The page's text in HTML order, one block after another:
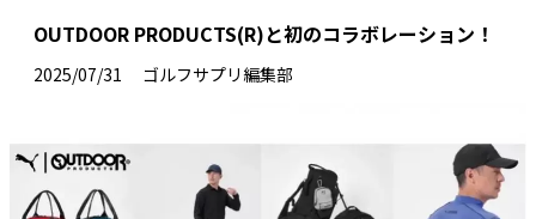
OUTDOOR PRODUCTS(R)と初のコラボレーション！
2025/07/31 ゴルフサプリ編集部